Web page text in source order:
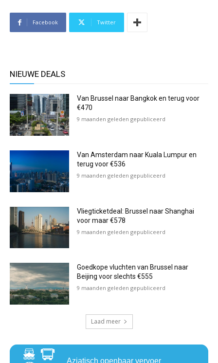
Facebook Twitter
NIEUWE DEALS
Van Brussel naar Bangkok en terug voor
€470
9 maanden geleden gepubliceerd
Van Amsterdam naar Kuala Lumpur en
terug voor €536
9 maanden geleden gepubliceerd
Vliegticketdeal: Brussel naar Shanghai
voor maar €578
9 maanden geleden gepubliceerd
Goedkope vluchten van Brussel naar
Beijing voor slechts €555
9 maanden geleden gepubliceerd
Laad meer
Aziatisch openbaar vervoer